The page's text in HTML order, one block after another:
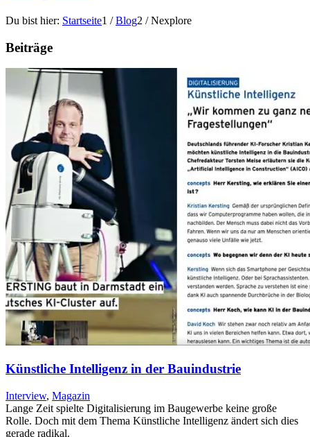
Du bist hier: Startseite1 / Blog2 / Nexplore
Beiträge
Künstliche Intelligenz in der Bauindustrie
Interview, Magazin
Lange Zeit spielte Digitalisierung im Baugewerbe keine große
Rolle. Doch mit dem Thema Künstliche Intelligenz ändert sich dies
gerade radikal.